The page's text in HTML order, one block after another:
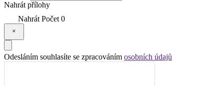
Nahrát přílohy
Nahrát Počet 0
Odesláním souhlasíte se zpracováním osobních údajů